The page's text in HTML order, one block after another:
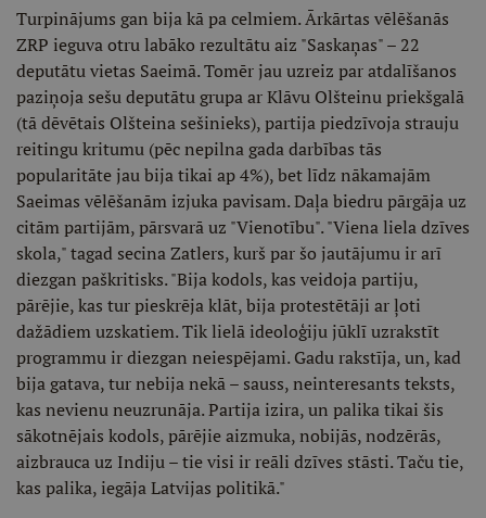
Turpinājums gan bija kā pa celmiem. Ārkārtas vēlēšanās
ZRP ieguva otru labāko rezultātu aiz "Saskaņas" – 22
deputātu vietas Saeimā. Tomēr jau uzreiz par atdalīšanos
paziņoja sešu deputātu grupa ar Klāvu Olšteinu priekšgalā
(tā dēvētais Olšteina sešinieks), partija piedzīvoja strauju
reitingu kritumu (pēc nepilna gada darbības tās
popularitāte jau bija tikai ap 4%), bet līdz nākamajām
Saeimas vēlēšanām izjuka pavisam. Daļa biedru pārgāja uz
citām partijām, pārsvarā uz "Vienotību". "Viena liela dzīves
skola," tagad secina Zatlers, kurš par šo jautājumu ir arī
diezgan paškritisks. "Bija kodols, kas veidoja partiju,
pārējie, kas tur pieskrēja klāt, bija protestētāji ar ļoti
dažādiem uzskatiem. Tik lielā ideoloģiju jūklī uzrakstīt
programmu ir diezgan neiespējami. Gadu rakstīja, un, kad
bija gatava, tur nebija nekā – sauss, neinteresants teksts,
kas nevienu neuzrunāja. Partija izira, un palika tikai šis
sākotnējais kodols, pārējie aizmuka, nobijās, nodzērās,
aizbrauca uz Indiju – tie visi ir reāli dzīves stāsti. Taču tie,
kas palika, iegāja Latvijas politikā."